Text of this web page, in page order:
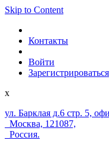
Skip to Content
Контакты
Войти
Зарегистрироваться
x
ул. Барклая д.6 стр. 5,
Москва, 121087,
Россия.